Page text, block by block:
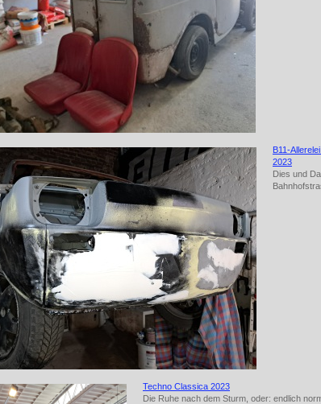
B11-
2023
Dies und
Techno Classica 2023
Die Ruhe nach dem Sturm, oder: endlich